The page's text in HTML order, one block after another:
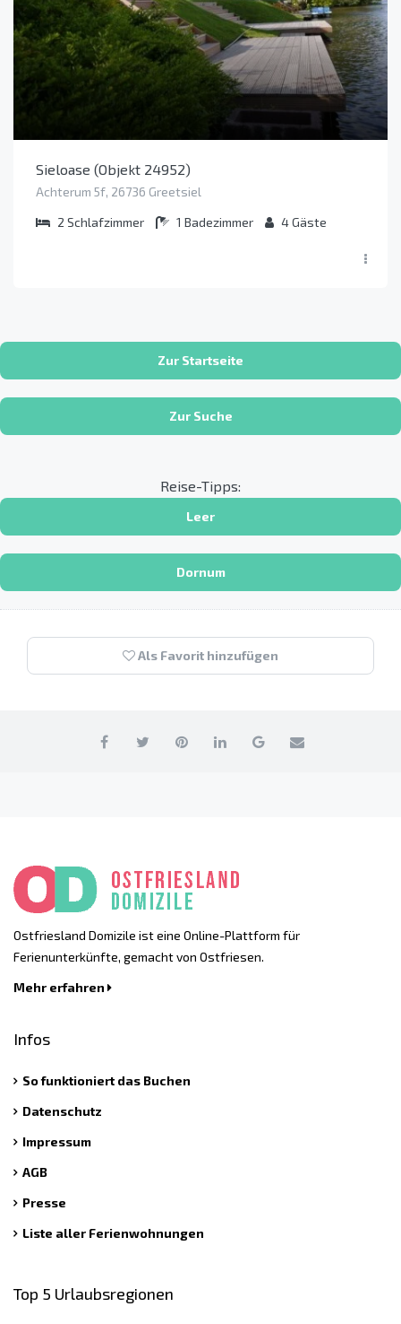
Sieloase (Objekt 24952)
Achterum 5f, 26736 Greetsiel
2 Schlafzimmer 1 Badezimmer 4Gäste
Zur Startseite
Zur Suche
Reise-Tipps:
Leer
Dornum
Als Favorit hinzufügen
Ostfriesland Domizile ist eine Online-Plattform für
Ferienunterkünfte, gemacht von Ostfriesen.
Mehr erfahren
Infos
So funktioniert das Buchen
Datenschutz
Impressum
AGB
Presse
Liste aller Ferienwohnungen
Top 5 Urlaubsregionen